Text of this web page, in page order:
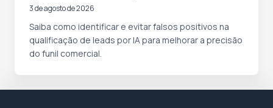
3 de agosto de 2026
Saiba como identificar e evitar falsos positivos na
qualificação de leads por IA para melhorar a precisão
do funil comercial.